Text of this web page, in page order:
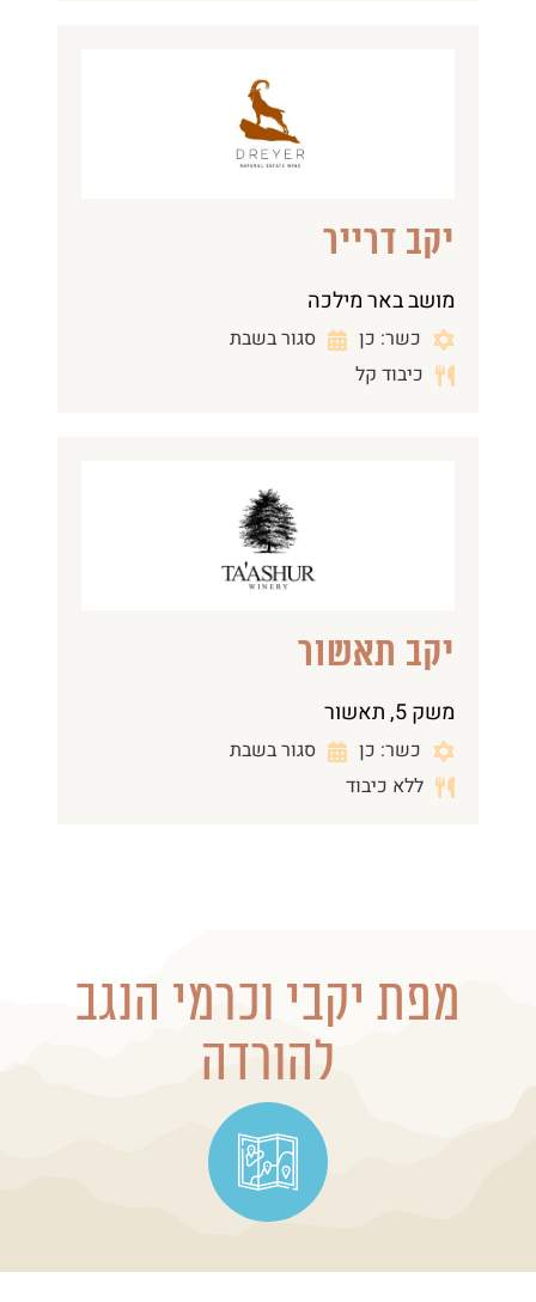
יקב דרייר
מושב באר מילכה
כשר: כן
סגור בשבת
כיבוד קל
יקב תאשור
משק 5, תאשור
כשר: כן
סגור בשבת
ללא כיבוד
מפת יקבי וכרמי הנגב
להורדה